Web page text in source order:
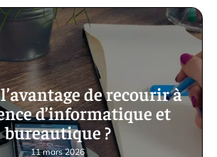
de recourir à
d’informatique et
bureautique ?
11 mars 2026